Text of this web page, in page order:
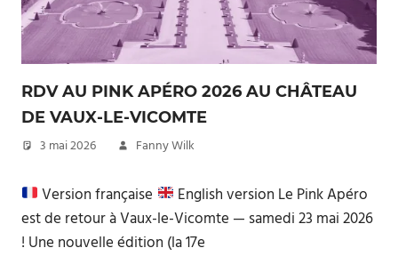
RDV AU PINK APÉRO 2026 AU CHÂTEAU
DE VAUX-LE-VICOMTE
3 mai 2026 Fanny Wilk
Version française
English version Le Pink Apéro
est de retour à Vaux-le-Vicomte — samedi 23 mai 2026
! Une nouvelle édition (la 17e